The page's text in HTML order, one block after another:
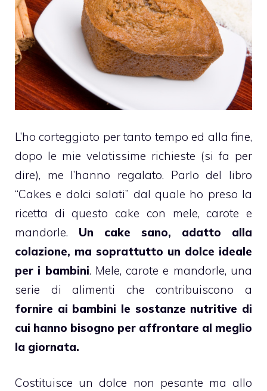
L’ho corteggiato per tanto tempo ed alla fine,
dopo le mie velatissime richieste (si fa per
dire), me l’hanno regalato. Parlo del libro
“Cakes e dolci salati” dal quale ho preso la
ricetta di questocake con mele, carote e
mandorle. Un cake sano, adatto alla
colazione, ma soprattutto un dolce ideale
per i bambini. Mele, carote e mandorle, una
serie di alimenti che contribuiscono a
fornire ai bambini le sostanze nutritive di
cui hanno bisogno per affrontare al meglio
la giornata.
Costituisce un dolce non pesante ma allo